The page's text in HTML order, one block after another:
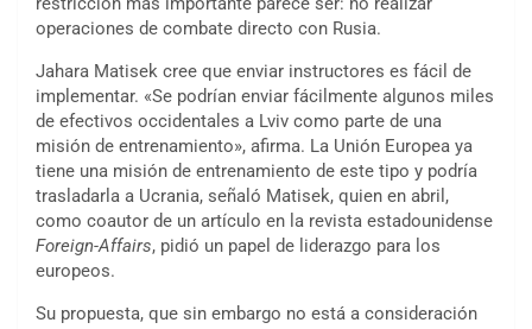
operaciones de combate directo con Rusia.
Jahara Matisek cree que enviar instructores es fácil de
implementar. «Se podrían enviar fácilmente algunos miles
de efectivos occidentales a Lviv como parte de una
misión de entrenamiento», afirma. La Unión Europea ya
tiene una misión de entrenamiento de este tipo y podría
trasladarla a Ucrania, señaló Matisek, quien en abril,
como coautor de un artículo en la revista estadounidense
Foreign-Affairs, pidió un papel de liderazgo para los
europeos.
Su propuesta, que sin embargo no está a consideración